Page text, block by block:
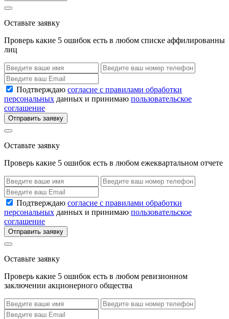
Оставьте заявку
Проверь какие 5 ошибок есть в любом списке аффилированны
лиц
Подтверждаю согласие с правилами обработки
персональных данных и принимаю пользовательское
соглашение
Отправить заявку
Оставьте заявку
Проверь какие 5 ошибок есть в любом ежеквартальном отчете
Подтверждаю согласие с правилами обработки
персональных данных и принимаю пользовательское
соглашение
Отправить заявку
Оставьте заявку
Проверь какие 5 ошибок есть в любом ревизионном
заключении акционерного общества